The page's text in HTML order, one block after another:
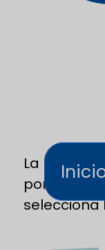
La página
porque
selecciona